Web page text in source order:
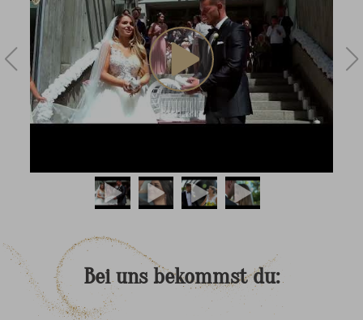
Bei uns bekommst du: